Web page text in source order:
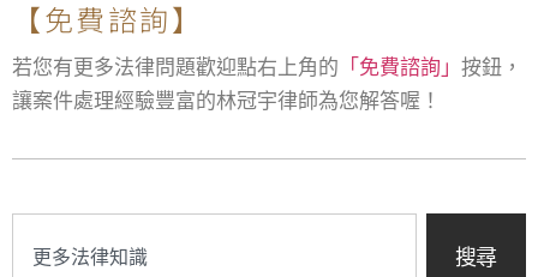
【免費諮詢】
若您有更多法律問題歡迎點右上角的 「免費諮詢」 按鈕，
讓案件處理經驗豐富的林冠宇律師為您解答喔！
搜尋